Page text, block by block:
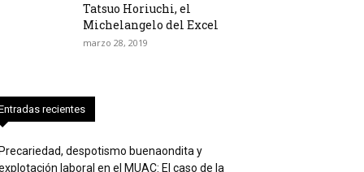
Tatsuo Horiuchi, el
Michelangelo del Excel
marzo 28, 2019
recientes
despotismo buenaondita y
laboral en el MUAC: El caso de la